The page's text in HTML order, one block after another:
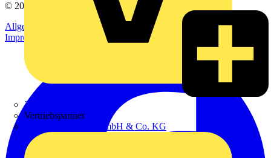
Zumtobel
Vertriebspartner
Adalbert Zajadacz GmbH & Co. KG
© 2002-
Voltimum
Allgemeine Geschäftsbedingungen
Datenschutzerklärung
Impressum